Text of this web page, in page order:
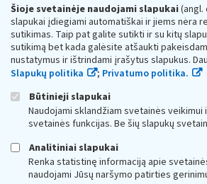
Šioje svetainėje naudojami slapukai(angl.
slapukai įdiegiami automatiškai ir jiems nėra
sutikimas. Taip pat galite sutikti ir su kitų
sutikimą bet kada galėsite atšaukti
nustatymus ir ištrindami įrašytus slapukus.
Slapukų politika
; Privatumo politika.
Būtinieji slapukai
Naudojami sklandžiam svetainės
svetainės funkcijas. Be šių slapukų
Analitiniai slapukai
Renka statistinę informaciją apie
naudojami Jūsų naršymo patirties
Respublikos finansų ministerijos
Biudžetinė įstaiga. Juridinio asmens kodas —
adresas: Vasario 16-osios g. 14, 01107 Vilnius,
vmi@vmi.lt, E. pristatymo dėžutės adresas
Duomenys apie Valstybinę mokesčių
Respublikos finansų ministerijos kaupiami ir